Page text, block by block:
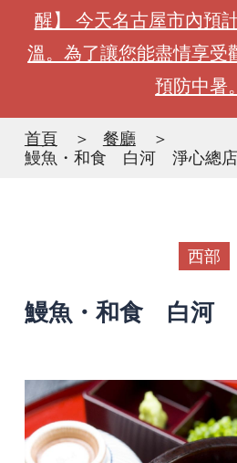
醒】 今天名古屋市內預
溫。為了讓您能盡情享受
預防中暑。
首頁
餐廳
鰻魚・和食 白河 淨心總店
西部
鰻魚・和食 白河